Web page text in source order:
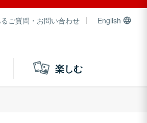
ご質問・お問い合わせ English
楽しむ